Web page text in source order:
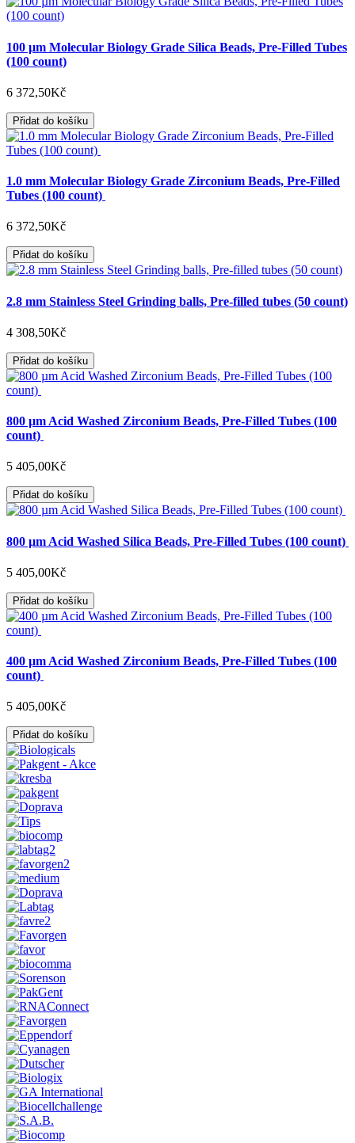
100 µm Molecular Biology Grade Silica Beads, Pre-Filled Tubes
(100 count)
6 372,50Kč
Přidat do košíku
1.0 mm Molecular Biology Grade Zirconium Beads, Pre-Filled
Tubes (100 count)
6 372,50Kč
Přidat do košíku
2.8 mm Stainless Steel Grinding balls, Pre-filled tubes (50 count)
4 308,50Kč
Přidat do košíku
800 µm Acid Washed Zirconium Beads, Pre-Filled Tubes (100
count)
5 405,00Kč
Přidat do košíku
800 µm Acid Washed Silica Beads, Pre-Filled Tubes (100 count)
5 405,00Kč
Přidat do košíku
400 µm Acid Washed Zirconium Beads, Pre-Filled Tubes (100
count)
5 405,00Kč
Přidat do košíku